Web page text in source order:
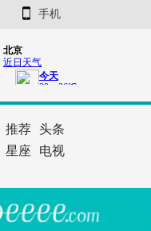
手机
推荐 头条
星座 电视